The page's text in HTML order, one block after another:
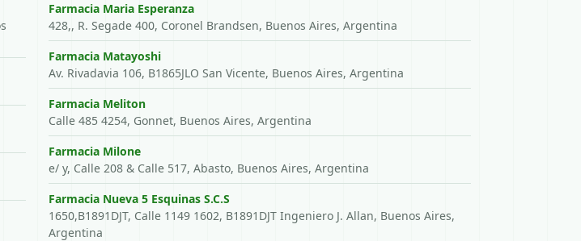
Farmacia Maria Esperanza
428,, R. Segade 400, Coronel Brandsen, Buenos Aires, Argentina
Farmacia Matayoshi
Av. Rivadavia 106, B1865JLO San Vicente, Buenos Aires, Argentina
Farmacia Meliton
Calle 485 4254, Gonnet, Buenos Aires, Argentina
Farmacia Milone
e/ y, Calle 208 & Calle 517, Abasto, Buenos Aires, Argentina
Farmacia Nueva 5 Esquinas S.C.S
1650,B1891DJT, Calle 1149 1602, B1891DJT Ingeniero J. Allan, Buenos Aires,
Argentina